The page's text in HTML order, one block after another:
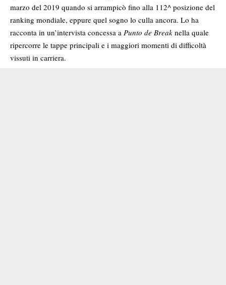
marzo del 2019 quando si arrampicò fino alla 112^ posizione del
ranking mondiale, eppure quel sogno lo culla ancora. Lo ha
racconta in un’intervista concessa a Punto de Break nella quale
ripercorre le tappe principali e i maggiori momenti di difficoltà
vissuti in carriera.